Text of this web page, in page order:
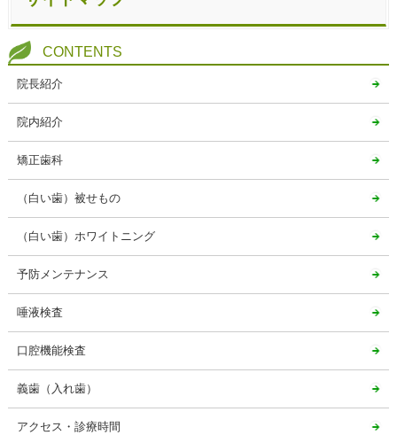
CONTENTS
院長紹介
院内紹介
矯正歯科
（白い歯）被せもの
（白い歯）ホワイトニング
予防メンテナンス
唾液検査
口腔機能検査
義歯（入れ歯）
アクセス・診療時間